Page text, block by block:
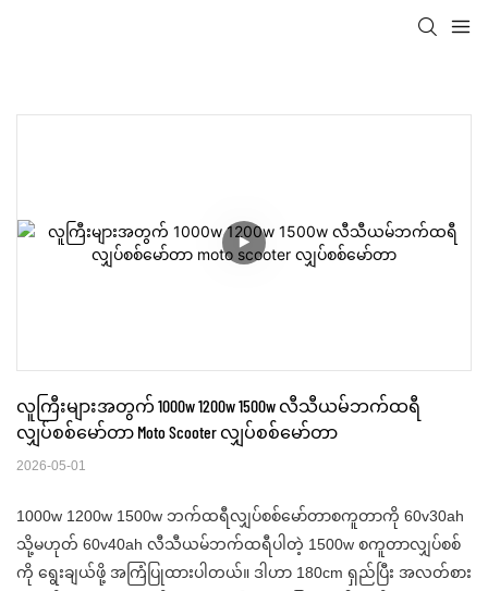
လူကြီးများအတွက် 1000w 1200w 1500w လီသီယမ်ဘက်ထရီ
လျှပ်စစ်မော်တာ Moto Scooter လျှပ်စစ်မော်တာ
2026-05-01
1000w 1200w 1500w ဘက်ထရီလျှပ်စစ်မော်တာစကူတာကို 60v30ah
သို့မဟုတ် 60v40ah လီသီယမ်ဘက်ထရီပါတဲ့ 1500w စကူတာလျှပ်စစ်
ကို ရွေးချယ်ဖို့ အကြံပြုထားပါတယ်။ ဒါဟာ 180cm ရှည်ပြီး အလတ်စား